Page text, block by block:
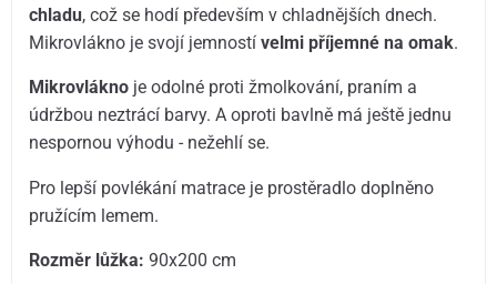
chladu, což se hodí především v chladnějších dnech.
Mikrovlákno je svojí jemnostívelmi příjemné na omak.
Mikrovlákno je odolné proti žmolkování, praním a
údržbou neztrácí barvy. A oproti bavlně má ještě jednu
nespornou výhodu - nežehlí se.
Pro lepší povlékání matrace je prostěradlo doplněno
pružícím lemem.
Rozměr lůžka: 90x200 cm